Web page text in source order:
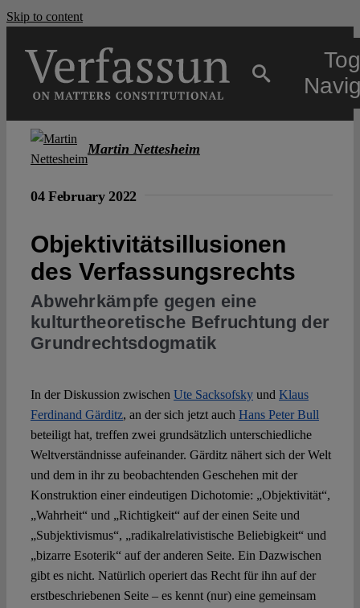
Skip to content
Projects
Open Access
Authors
Spotlight
Martin Nettesheim
04 February 2022
Objektivitätsillusionen
des Verfassungsrechts
Abwehrkämpfe gegen eine
kulturtheoretische Befruchtung der
Grundrechtsdogmatik
In der Diskussion zwischen Ute Sacksofskyund Klaus
Ferdinand Gärditz, an der sich jetzt auch Hans Peter Bull
beteiligt hat, treffen zwei grundsätzlich unterschiedliche
Weltverständnisse aufeinander. Gärditz nähert sich der Welt
und dem in ihr zu beobachtenden Geschehen mit der
Konstruktion einer eindeutigen Dichotomie: „Objektivität“,
„Wahrheit“ und „Richtigkeit“ auf der einen Seite und
„Subjektivismus“, „radikalrelativistische Beliebigkeit“ und
„bizarre Esoterik“ auf der anderen Seite. Ein Dazwischen
gibt es nicht. Natürlich operiert das Recht für ihn auf der
erstbeschriebenen Seite – es kennt (nur) eine gemeinsam